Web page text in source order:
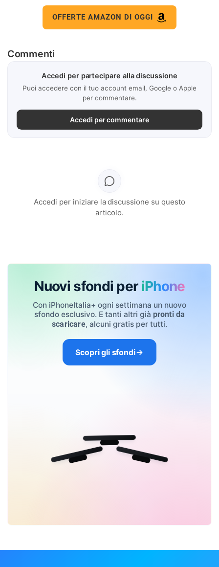
OFFERTE AMAZON DI OGGI
Commenti
Accedi per partecipare alla discussione
Puoi accedere con il tuo account email, Google o Apple
per commentare.
Accedi per commentare
Accedi per iniziare la discussione su questo
articolo.
Nuovi sfondi per iPhone
Con iPhoneItalia+ ogni settimana un nuovo
sfondo esclusivo. E tanti altri già pronti da
scaricare, alcuni gratis per tutti.
Scopri gli sfondi